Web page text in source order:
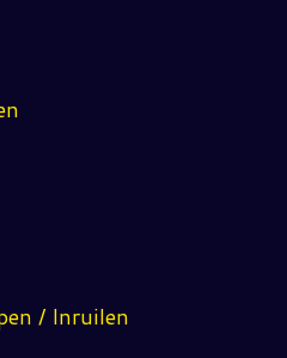
/ Inruilen